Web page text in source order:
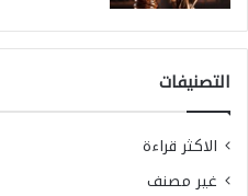
التصنيفات
الاكثر قراءة
غير مصنف